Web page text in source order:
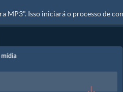
MP3". Isso iniciará o processo de